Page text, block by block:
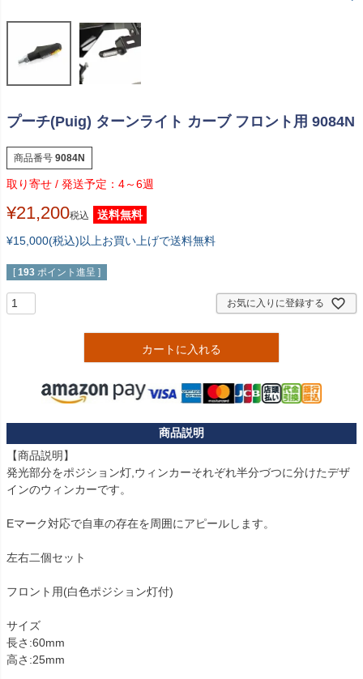
プーチ(Puig) ターンライト カーブ フロント用 9084N
商品番号 9084N
4～6週
¥21,200税込
送料無料
¥15,000(税込)以上お買い上げで送料無料
[ 193 ポイント進呈 ]
お気に入りに登録する
カートに入れる
【商品説明】
発光部分をポジション灯,ウィンカーそれぞれ半分づつに分けたデザ
インのウィンカーです。
Eマーク対応で自車の存在を周囲にアピールします。
左右二個セット
フロント用(白色ポジション灯付)
サイズ
長さ:60mm
高さ:25mm